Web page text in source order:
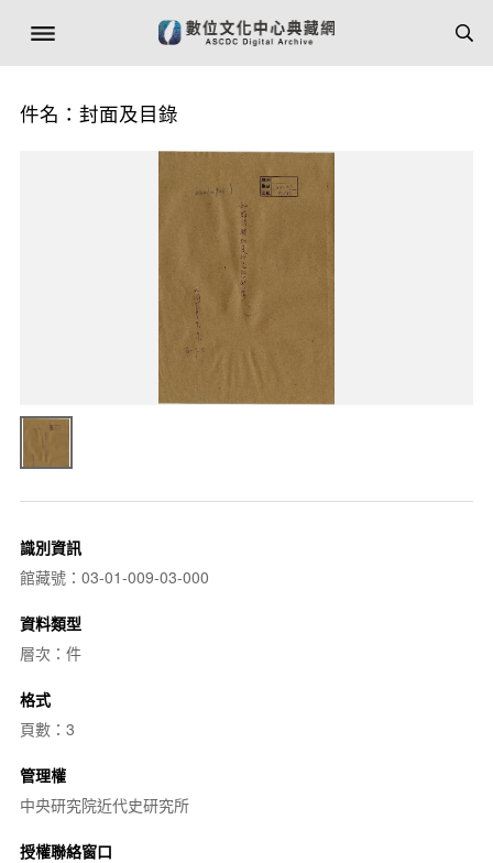
件名：封面及目錄
識別資訊
館藏號：03-01-009-03-000
資料類型
層次：件
格式
頁數：3
管理權
中央研究院近代史研究所
授權聯絡窗口